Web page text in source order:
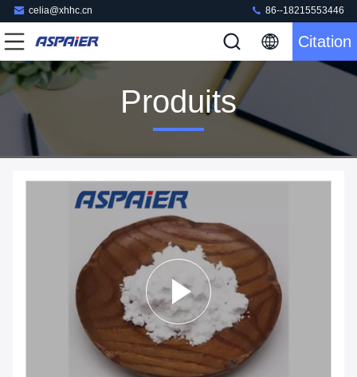
celia@xhhc.cn 86--18215553446
Citation
Produits